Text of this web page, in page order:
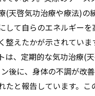
(天啓気功治療や療法)の
して自らのエネルギーを
整えたかが示されていま
は、定期的な気功治療(
後に、身体の不調が改
たと報告しています。こ